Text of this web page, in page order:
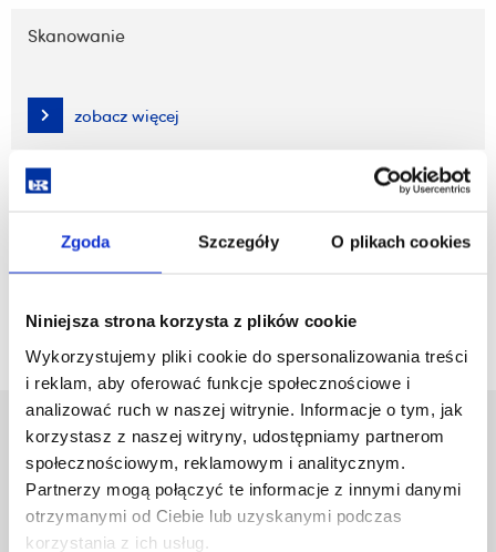
Zgoda Szczegóły O plikach cookies
Niniejsza strona korzysta z plików cookie
Wykorzystujemy pliki cookie do spersonalizowania treści
i reklam, aby oferować funkcje społecznościowe i
analizować ruch w naszej witrynie. Informacje o tym, jak
korzystasz z naszej witryny, udostępniamy partnerom
społecznościowym, reklamowym i analitycznym.
Partnerzy mogą połączyć te informacje z innymi danymi
otrzymanymi od Ciebie lub uzyskanymi podczas
korzystania z ich usług.
Skanowanie
zobacz więcej
Kopiowanie
zobacz więcej
Uniwersytet Rzeszowski
Al. Tadeusza Rejtana 16C
35-959 Rzeszów
Pomiń
Polityka prywatności